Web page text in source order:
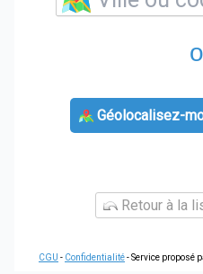
Géolocalisez-
Retour à la
CGU - Confidentialité- Service proposé